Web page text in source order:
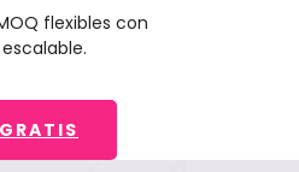
flexibles con